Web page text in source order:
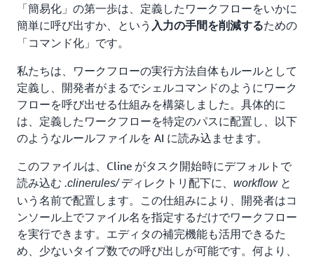
「簡易化」の第一歩は、定義したワークフローをいかに
簡単に呼び出すか、という 入力の手間を削減するための
「コマンド化」です。
私たちは、ワークフローの実行方法自体もルールとして
定義し、開発者がまるでシェルコマンドのようにワーク
フローを呼び出せる仕組みを構築しました。具体的に
は、定義したワークフローを特定のパスに配置し、以下
のようなルールファイルを AI に読み込ませます。
このファイルは、Cline がタスク開始時にデフォルトで
読み込む .clinerules/ディレクトリ配下に、 workflow と
いう名前で配置します。この仕組みにより、開発者はコ
ンソール上でファイル名を指定するだけでワークフロー
を実行できます。エディタの補完機能も活用できるた
め、少ないタイプ数での呼び出しが可能です。何より、